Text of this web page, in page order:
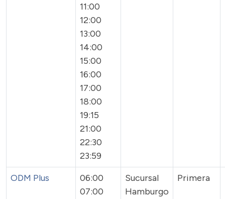
11:00
12:00
13:00
14:00
15:00
16:00
17:00
18:00
19:15
21:00
22:30
23:59
ODM Plus
06:00
07:00
Sucursal
Hamburgo
Primera